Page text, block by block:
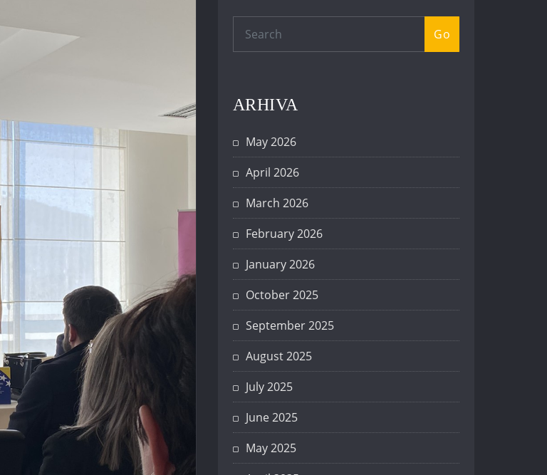
Go
ARHIVA
May 2026
April 2026
March 2026
February 2026
January 2026
October 2025
September 2025
August 2025
July 2025
June 2025
May 2025